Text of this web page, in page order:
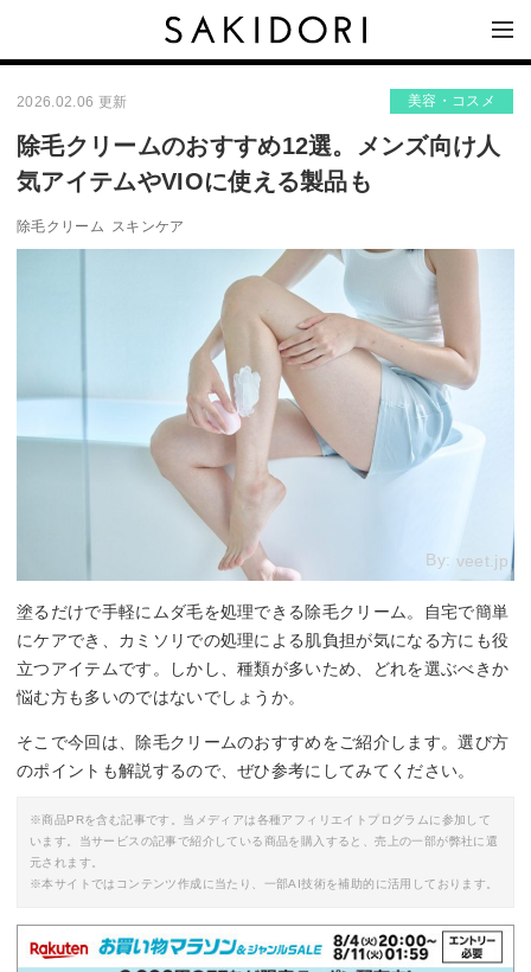
2026.02.06 更新 美容・コスメ
除毛クリームのおすすめ12選。メンズ向け人
気アイテムやVIOに使える製品も
除毛クリーム スキンケア
By: veet.jp
塗るだけで手軽にムダ毛を処理できる除毛クリーム。自宅で簡単
にケアでき、カミソリでの処理による肌負担が気になる方にも役
立つアイテムです。しかし、種類が多いため、どれを選ぶべきか
悩む方も多いのではないでしょうか。
そこで今回は、除毛クリームのおすすめをご紹介します。選び方
のポイントも解説するので、ぜひ参考にしてみてください。
※商品PRを含む記事です。当メディアは各種アフィリエイトプログラムに参加して
います。当サービスの記事で紹介している商品を購入すると、売上の一部が弊社に還
元されます。
※本サイトではコンテンツ作成に当たり、一部AI技術を補助的に活用しております。